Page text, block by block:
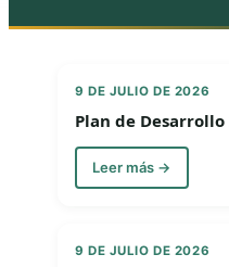
9 DE JULIO DE 2026
Plan de Desarrollo
Leer más →
9 DE JULIO DE 2026